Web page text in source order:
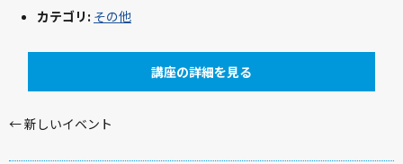
カテゴリ: その他
講座の詳細を見る
←新しいイベント